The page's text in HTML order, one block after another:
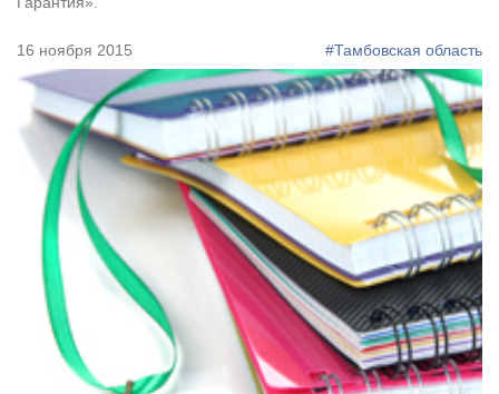
16 ноября 2015 #Тамбовская область